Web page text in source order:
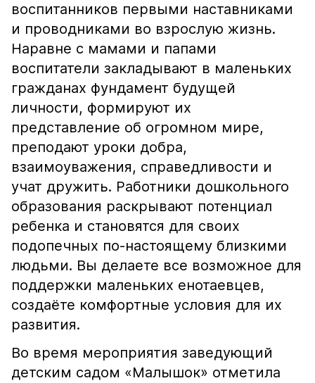
воспитанников первыми наставниками
и проводниками во взрослую жизнь.
Наравне с мамами и папами
воспитатели закладывают в маленьких
гражданах фундамент будущей
личности, формируют их
представление об огромном мире,
преподают уроки добра,
взаимоуважения, справедливости и
учат дружить. Работники дошкольного
образования раскрывают потенциал
ребенка и становятся для своих
подопечных по-настоящему близкими
людьми. Вы делаете все возможное для
поддержки маленьких енотаевцев,
создаёте комфортные условия для их
развития.
Во время мероприятия заведующий
детским садом «Малышок» отметила